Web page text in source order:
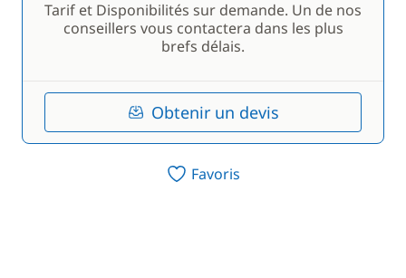
Tarif et Disponibilités sur demande. Un de nos
conseillers vous contactera dans les plus
brefs délais.
Obtenir un devis
Favoris